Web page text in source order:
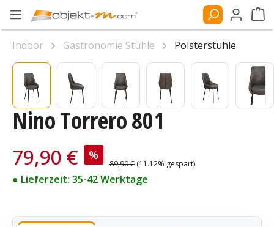
Zum Hauptinhalt springen
Nino Torrero 801
Verkaufspreis:
79,90 € %
Regulärer Preis:
89,90 € (11.12% gespart)
● Lieferzeit: 35-42 Werktage
Indoor Gastronomie Stühle
Polsterstühle
Bildergalerie überspringen